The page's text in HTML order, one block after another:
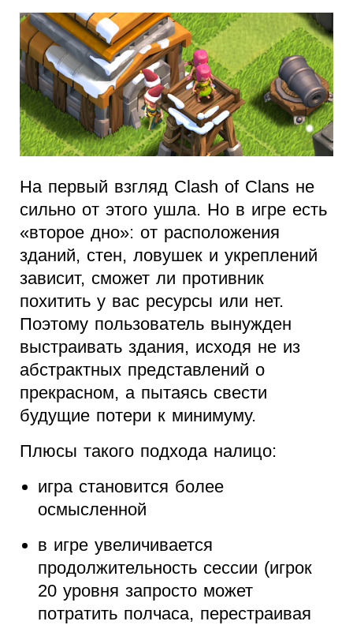
На первый взгляд Clash of Clans не
сильно от этого ушла. Но в игре есть
«второе дно»: от расположения
зданий, стен, ловушек и укреплений
зависит, сможет ли противник
похитить у вас ресурсы или нет.
Поэтому пользователь вынужден
выстраивать здания, исходя не из
абстрактных представлений о
прекрасном, а пытаясь свести
будущие потери к минимуму.
Плюсы такого подхода налицо:
игра становится более
осмысленной
в игре увеличивается
продолжительность сессии (игрок
20 уровня запросто может
потратить полчаса, перестраивая